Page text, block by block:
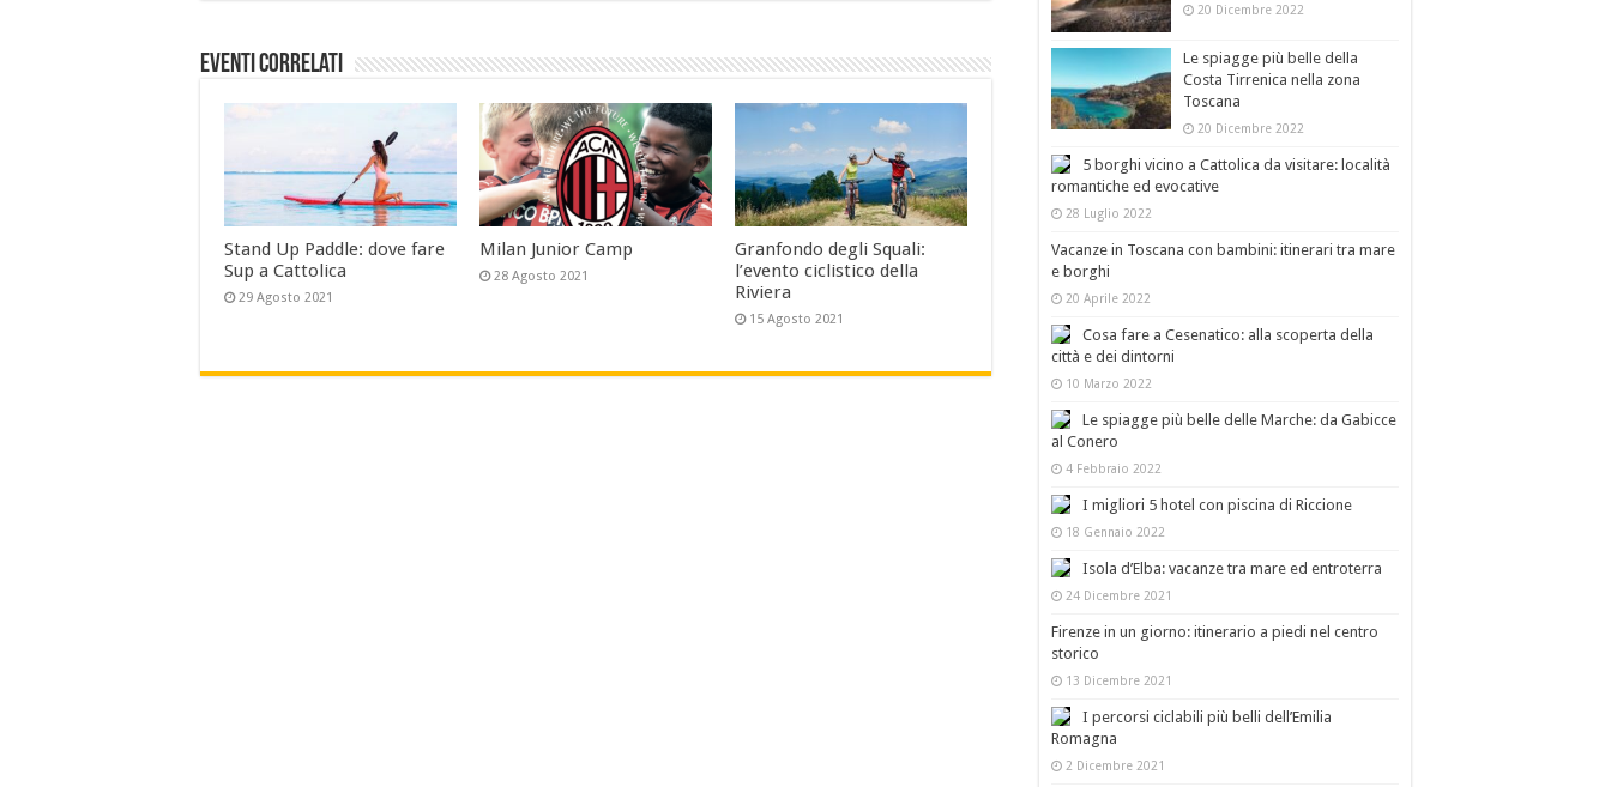
Eventi Correlati
Stand Up Paddle: dove fare
Sup a Cattolica
29 Agosto 2021
Milan Junior Camp
28 Agosto 2021
Granfondo degli Squali:
l’evento ciclistico della
Riviera
15 Agosto 2021
20 Dicembre 2022
Le spiagge più belle della
Costa Tirrenica nella zona
Toscana
20 Dicembre 2022
5 borghi vicino a Cattolica da visitare: località
romantiche ed evocative
28 Luglio 2022
Vacanze in Toscana con bambini: itinerari tra mare
e borghi
20 Aprile 2022
Cosa fare a Cesenatico: alla scoperta della
città e dei dintorni
10 Marzo 2022
Le spiagge più belle delle Marche: da Gabicce
al Conero
4 Febbraio 2022
I migliori 5 hotel con piscina di Riccione
18 Gennaio 2022
Isola d’Elba: vacanze tra mare ed entroterra
24 Dicembre 2021
Firenze in un giorno: itinerario a piedi nel centro
storico
13 Dicembre 2021
I percorsi ciclabili più belli dell’Emilia
Romagna
2 Dicembre 2021